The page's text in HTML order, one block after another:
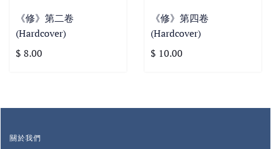
《修》第二卷
(Hardcover)
$ 8.00
《修》第四卷
(Hardcover)
$ 10.00
關於我們